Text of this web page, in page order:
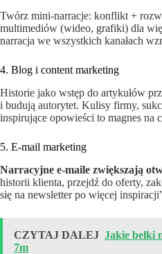
Twórz mini-narracje: konflikt +
multimediów (wideo, grafiki) dla
narracja we wszystkich kanałach
4. Blog i content marketing
Historie jako wstęp do artykułów
i budują autorytet. Kulisy firmy,
inspirujące opowieści to magnes na
5. E‑mail marketing
Narracyjne e‑maile zwiększają
historii klienta, przejdź do oferty,
się na newsletter po więcej
CZYTAJ DALEJ Jakie belki
7m